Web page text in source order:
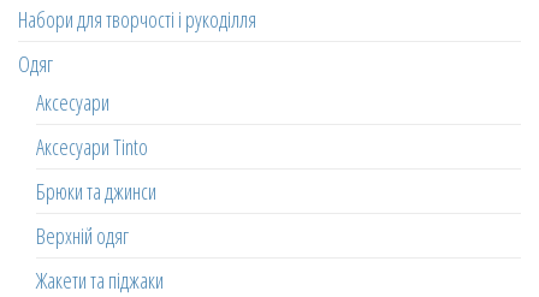
Набори для творчості і рукоділля
Одяг
Аксесуари
Аксесуари Tinto
Брюки та джинси
Верхній одяг
Жакети та піджаки